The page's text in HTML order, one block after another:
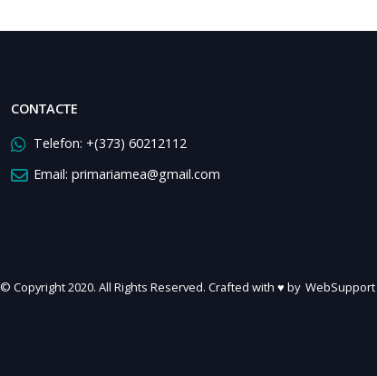
CONTACTE
Telefon: +(373) 60212112
Email: primariamea@gmail.com
© Copyright 2020. All Rights Reserved. Crafted with ♥ by WebSupport